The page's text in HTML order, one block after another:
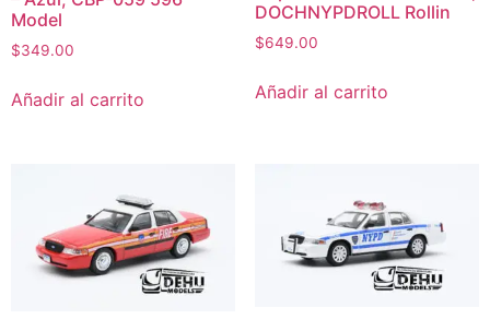
Model
$349.00
Añadir al carrito
DOCHNYPDROLL Rollin
$649.00
Añadir al carrito